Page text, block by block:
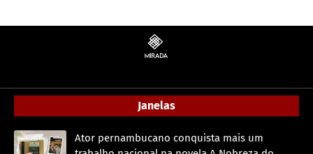
Janelas
Ator pernambucano conquista mais um